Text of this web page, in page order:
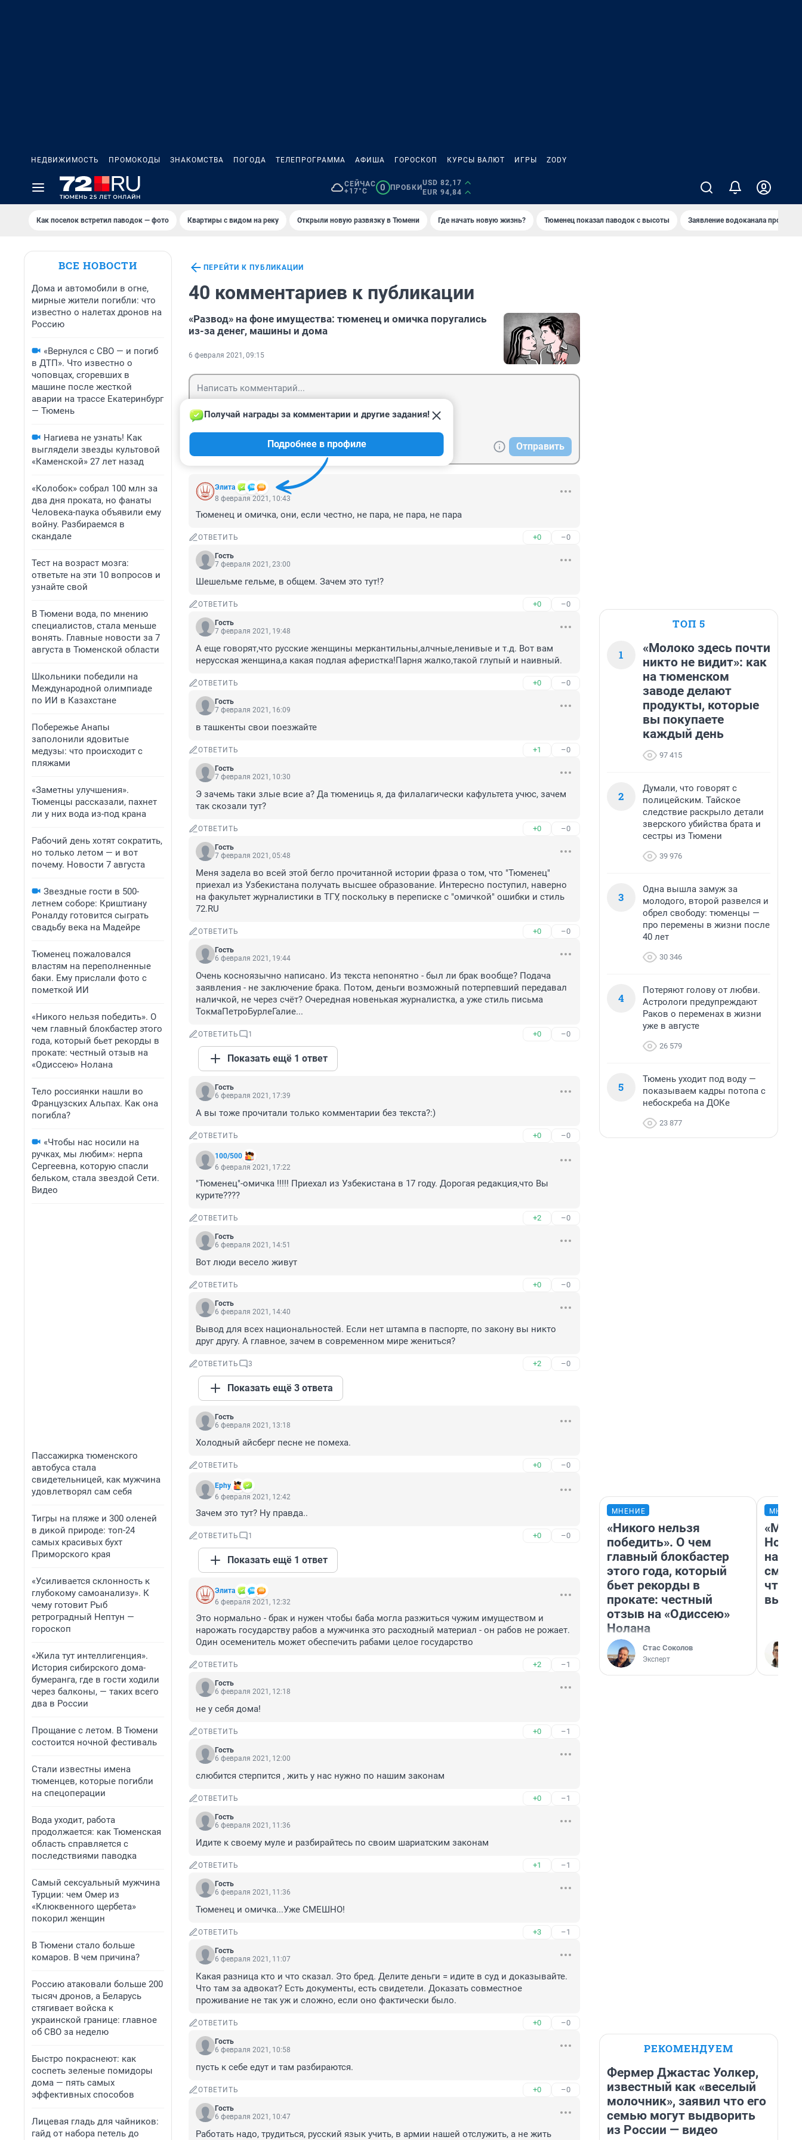
НЕДВИЖИМОСТЬ ПРОМОКОДЫ ЗНАКОМСТВА ПОГОДА ТЕЛЕПРОГРАММА АФИША ГОРОСКОП КУРСЫ ВАЛЮТ ИГРЫ ZODY
СЕЙЧАС
+17°C
0 ПРОБКИ
USD 82,17
EUR 94,84
Как поселок встретил паводок — фото Квартиры с видом на реку Открыли новую развязку в Тюмени Где начать новую жизнь? Тюменец показал паводок с высоты Заявление водоканала про
ВСЕ НОВОСТИ
Дома и автомобили в огне,
мирные жители погибли: что
известно о налетах дронов на
Россию
«Вернулся с СВО — и погиб
в ДТП». Что известно о
чоповцах, сгоревших в
машине после жесткой
аварии на трассе Екатеринбург
— Тюмень
Нагиева не узнать! Как
выглядели звезды культовой
«Каменской» 27 лет назад
«Колобок» собрал 100 млн за
два дня проката, но фанаты
Человека-паука объявили ему
войну. Разбираемся в
скандале
Тест на возраст мозга:
ответьте на эти 10 вопросов и
узнайте свой
В Тюмени вода, по мнению
специалистов, стала меньше
вонять. Главные новости за 7
августа в Тюменской области
Школьники победили на
Международной олимпиаде
по ИИ в Казахстане
Побережье Анапы
заполонили ядовитые
медузы: что происходит с
пляжами
«Заметны улучшения».
Тюменцы рассказали, пахнет
ли у них вода из-под крана
Рабочий день хотят сократить,
но только летом — и вот
почему. Новости 7 августа
Звездные гости в 500-
летнем соборе: Криштиану
Роналду готовится сыграть
свадьбу века на Мадейре
Тюменец пожаловался
властям на переполненные
баки. Ему прислали фото с
пометкой ИИ
«Никого нельзя победить». О
чем главный блокбастер этого
года, который бьет рекорды в
прокате: честный отзыв на
«Одиссею» Нолана
Тело россиянки нашли во
Французских Альпах. Как она
погибла?
«Чтобы нас носили на
ручках, мы любим»: нерпа
Сергеевна, которую спасли
бельком, стала звездой Сети.
Видео
Пассажирка тюменского
автобуса стала
свидетельницей, как мужчина
удовлетворял сам себя
Тигры на пляже и 300 оленей
в дикой природе: топ-24
самых красивых бухт
Приморского края
«Усиливается склонность к
глубокому самоанализу». К
чему готовит Рыб
ретроградный Нептун —
гороскоп
«Жила тут интеллигенция».
История сибирского дома-
бумеранга, где в гости ходили
через балконы, — таких всего
два в России
Прощание с летом. В Тюмени
состоится ночной фестиваль
Стали известны имена
тюменцев, которые погибли
на спецоперации
Вода уходит, работа
продолжается: как Тюменская
область справляется с
последствиями паводка
Самый сексуальный мужчина
Турции: чем Омер из
«Клюквенного щербета»
покорил женщин
В Тюмени стало больше
комаров. В чем причина?
Россию атаковали больше 200
тысяч дронов, а Беларусь
стягивает войска к
украинской границе: главное
об СВО за неделю
Быстро покраснеют: как
соспеть зеленые помидоры
дома — пять самых
эффективных способов
Лицевая гладь для чайников:
гайд от набора петель до
ПЕРЕЙТИ К ПУБЛИКАЦИИ
40 комментариев к публикации
«Развод» на фоне имущества: тюменец и омичка поругались
из-за денег, машины и дома
6 февраля 2021, 09:15
Отправить
Элита
Получай награды за комментарии и другие задания!
Подробнее в профиле
8 февраля 2021, 10:43
Тюменец и омичка, они, если честно, не пара, не пара, не пара
ОТВЕТИТЬ +0 –0
Гость
7 февраля 2021, 23:00
Шешельме гельме, в общем. Зачем это тут!?
ОТВЕТИТЬ +0 –0
Гость
7 февраля 2021, 19:48
А еще говорят,что русские женщины меркантильны,алчные,ленивые и т.д. Вот вам
нерусская женщина,а какая подлая аферистка!Парня жалко,такой глупый и наивный.
ОТВЕТИТЬ +0 –0
Гость
7 февраля 2021, 16:09
в ташкенты свои поезжайте
ОТВЕТИТЬ +1 –0
Гость
7 февраля 2021, 10:30
Э зачемь таки злые всие а? Да тюмениць я, да филалагически кафультета учюс, зачем
так скозали тут?
ОТВЕТИТЬ +0 –0
Гость
7 февраля 2021, 05:48
Меня задела во всей этой бегло прочитанной истории фраза о том, что "Тюменец"
приехал из Узбекистана получать высшее образование. Интересно поступил, наверно
на факультет журналистики в ТГУ, поскольку в переписке с "омичкой" ошибки и стиль
72.RU
ОТВЕТИТЬ +0 –0
Гость
6 февраля 2021, 19:44
Очень косноязычно написано. Из текста непонятно - был ли брак вообще? Подача
заявления - не заключение брака. Потом, деньги возможный потерпевший передавал
наличкой, не через счёт? Очередная новенькая журналистка, а уже стиль письма
ТокмаПетроБурлеГалие...
ОТВЕТИТЬ 1 +0 –0
Показать ещё 1 ответ
Гость
6 февраля 2021, 17:39
А вы тоже прочитали только комментарии без текста?:)
ОТВЕТИТЬ +0 –0
100/500
6 февраля 2021, 17:22
"Тюменец"-омичка !!!!! Приехал из Узбекистана в 17 году. Дорогая редакция,что Вы
курите????
ОТВЕТИТЬ +2 –0
Гость
6 февраля 2021, 14:51
Вот люди весело живут
ОТВЕТИТЬ +0 –0
Гость
6 февраля 2021, 14:40
Вывод для всех национальностей. Если нет штампа в паспорте, по закону вы никто
друг другу. А главное, зачем в современном мире жениться?
ОТВЕТИТЬ 3 +2 –0
Показать ещё 3 ответа
Гость
6 февраля 2021, 13:18
Холодный айсберг песне не помеха.
ОТВЕТИТЬ +0 –0
Ephy
6 февраля 2021, 12:42
Зачем это тут? Ну правда..
ОТВЕТИТЬ 1 +0 –0
Показать ещё 1 ответ
Элита
6 февраля 2021, 12:32
Это нормально - брак и нужен чтобы баба могла разжиться чужим имуществом и
нарожать государству рабов а мужчинка это расходный материал - он рабов не рожает.
Один осеменитель может обеспечить рабами целое государство
ОТВЕТИТЬ +2 –1
Гость
6 февраля 2021, 12:18
не у себя дома!
ОТВЕТИТЬ +0 –1
Гость
6 февраля 2021, 12:00
слюбится стерпится , жить у нас нужно по нашим законам
ОТВЕТИТЬ +0 –1
Гость
6 февраля 2021, 11:36
Идите к своему муле и разбирайтесь по своим шариатским законам
ОТВЕТИТЬ +1 –1
Гость
6 февраля 2021, 11:36
Тюменец и омичка...Уже СМЕШНО!
ОТВЕТИТЬ +3 –1
Гость
6 февраля 2021, 11:07
Какая разница кто и что сказал. Это бред. Делите деньги = идите в суд и доказывайте.
Что там за адвокат? Есть документы, есть свидетели. Доказать совместное
проживание не так уж и сложно, если оно фактически было.
ОТВЕТИТЬ +0 –0
Гость
6 февраля 2021, 10:58
пусть к себе едут и там разбираются.
ОТВЕТИТЬ +0 –0
Гость
6 февраля 2021, 10:47
Работать надо, трудиться, русский язык учить, в армии нашей отслужить, а не жить
ТОП 5
1
«Молоко здесь почти
никто не видит»: как
на тюменском
заводе делают
продукты, которые
вы покупаете
каждый день
97 415
2
Думали, что говорят с
полицейским. Тайское
следствие раскрыло детали
зверского убийства брата и
сестры из Тюмени
39 976
3
Одна вышла замуж за
молодого, второй развелся и
обрел свободу: тюменцы —
про перемены в жизни после
40 лет
30 346
4
Потеряют голову от любви.
Астрологи предупреждают
Раков о переменах в жизни
уже в августе
26 579
5
Тюмень уходит под воду —
показываем кадры потопа с
небоскреба на ДОКе
23 877
МНЕНИЕ
«Никого нельзя
победить». О чем
главный блокбастер
этого года, который
бьет рекорды в
прокате: честный
отзыв на «Одиссею»
Нолана
Стас Соколов
Эксперт
«Мы
РЕКОМЕНДУЕМ
Фермер Джастас Уолкер,
известный как «веселый
молочник», заявил что его
семью могут выдворить
из России — видео